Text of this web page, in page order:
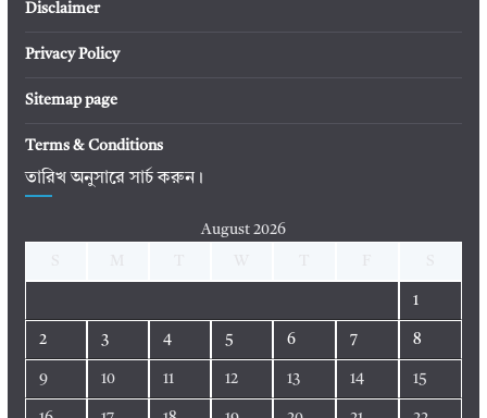
Disclaimer
Privacy Policy
Sitemap page
Terms & Conditions
তারিখ অনুসারে সার্চ করুন।
August 2026
1
2 3 4 5 6 7 8
9 10 11 12 13 14 15